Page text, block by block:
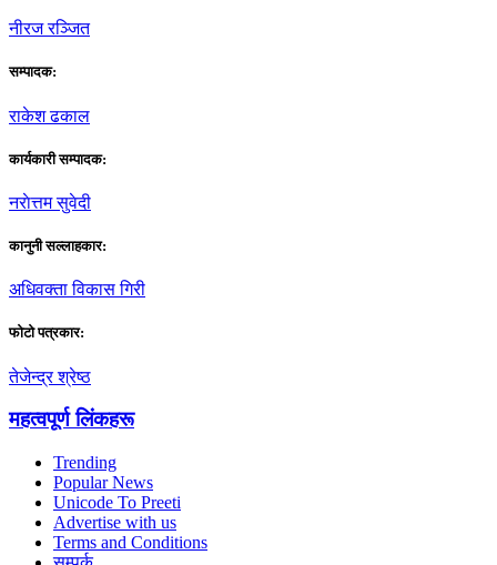
नीरज रञ्जित
सम्पादक:
राकेश ढकाल
कार्यकारी सम्पादक:
नराेत्तम सुवेदी
कानुनी सल्लाहकार:
अधिवक्ता विकास गिरी
फाेटाे पत्रकार:
तेजेन्द्र श्रेष्ठ
महत्वपूर्ण लिंकहरू
Trending
Popular News
Unicode To Preeti
Advertise with us
Terms and Conditions